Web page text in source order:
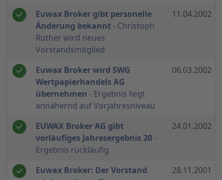
Euwax Broker gibt personelle
Änderung bekannt - Christoph
Rüther wird neues
Vorstandsmitglied
11.04.2002
Euwax Broker wird SWG
Wertpapierhandels AG
übernehmen - Ergebnis liegt
annähernd auf Vorjahresniveau
06.03.2002
EUWAX Broker AG gibt
vorläufiges Jahresergebnis 20 -
Ergebnis rückläufig
24.01.2002
Euwax Broker: Der Vorstand
28.11.2001